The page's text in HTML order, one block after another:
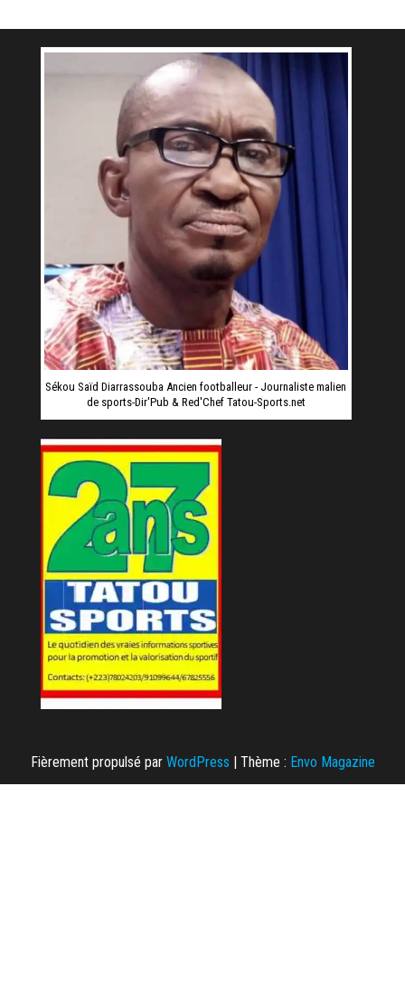
Sékou Saïd Diarrassouba Ancien footballeur - Journaliste malien
de sports-Dir'Pub & Red'Chef Tatou-Sports.net
Fièrement propulsé par WordPress | Thème : Envo Magazine